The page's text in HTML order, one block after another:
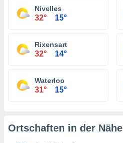
Nivelles
32° 15°
Rixensart
32° 14°
Waterloo
31° 15°
Ortschaften in der Nähe